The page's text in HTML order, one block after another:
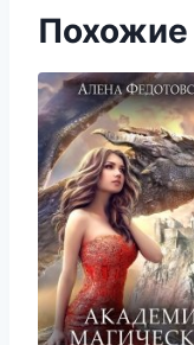
Похожие